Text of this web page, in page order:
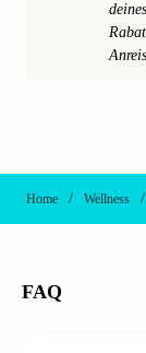
Home / Wellness /
FAQ